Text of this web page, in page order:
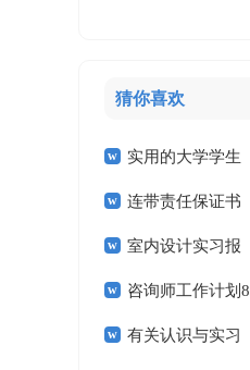
猜你喜欢
实用的大学学生
实习报告范文锦集六
篇
连带责任保证书
室内设计实习报
告汇编15篇
咨询师工作计划8
篇 有关认识与实习